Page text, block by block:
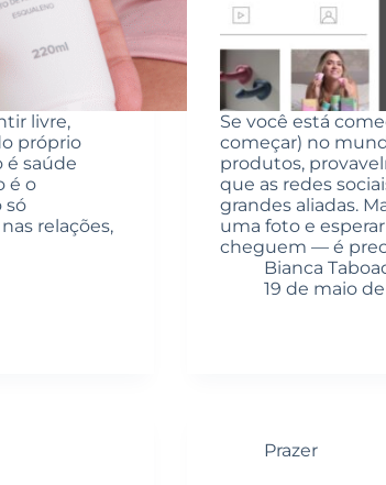
livre,
próprio
é saúde
é o
só
relações,
Se você está
começar) no
produtos,
que as redes
grandes aliadas.
uma foto e
cheguem — é
Bianca
19 de maio
Prazer